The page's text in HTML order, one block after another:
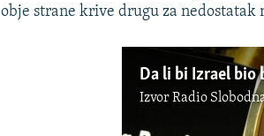
obje strane krive drugu za nedostatak
IzvorRadio